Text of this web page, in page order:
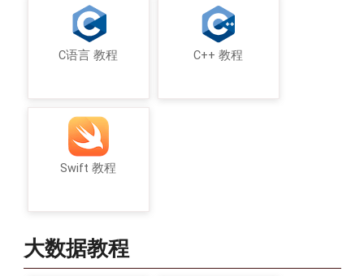
C语言 教程 C++ 教程
Swift 教程
大数据教程